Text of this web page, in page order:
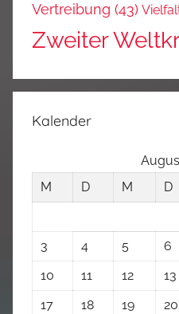
Vertreibung (43)
Zweiter
Kalender
M
D M D
3
4 5 6
10
11 12 13
17
18 19 20